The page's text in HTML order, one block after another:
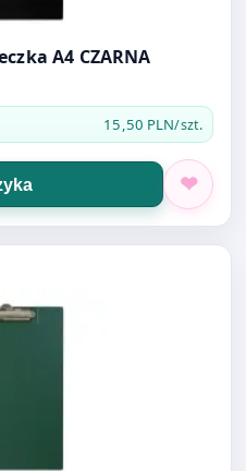
TRES Clipboard teczka A4 CZARNA
15,50 PLN/szt.
teczka A4 zielony